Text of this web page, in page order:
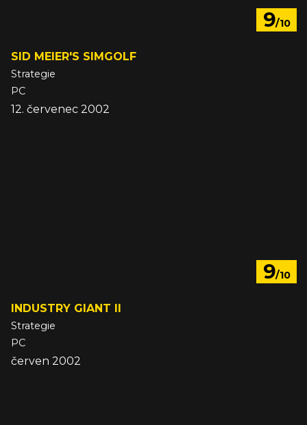
9/10
SID MEIER'S SIMGOLF
Strategie
PC
12. červenec 2002
9/10
INDUSTRY GIANT II
Strategie
PC
červen 2002